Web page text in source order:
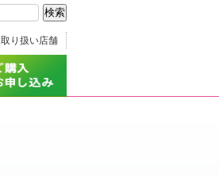
取り扱い店舗